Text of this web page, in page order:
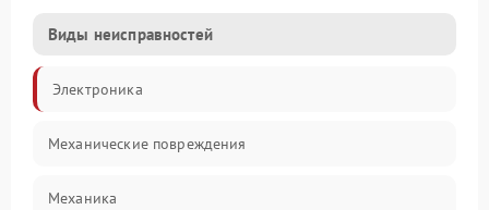
Виды неисправностей
Электроника
Механические повреждения
Механика